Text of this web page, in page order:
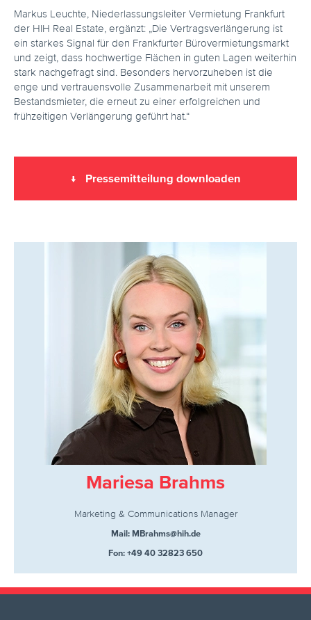
Markus Leuchte, Niederlassungsleiter Vermietung Frankfurt
der HIH Real Estate, ergänzt: „Die Vertragsverlängerung ist
ein starkes Signal für den Frankfurter Bürovermietungsmarkt
und zeigt, dass hochwertige Flächen in guten Lagen weiterhin
stark nachgefragt sind. Besonders hervorzuheben ist die
enge und vertrauensvolle Zusammenarbeit mit unserem
Bestandsmieter, die erneut zu einer erfolgreichen und
frühzeitigen Verlängerung geführt hat.“
↓ Pressemitteilung downloaden
Mariesa Brahms
Marketing & Communications Manager
Mail: MBrahms@hih.de
Fon: +49 40 32823 650